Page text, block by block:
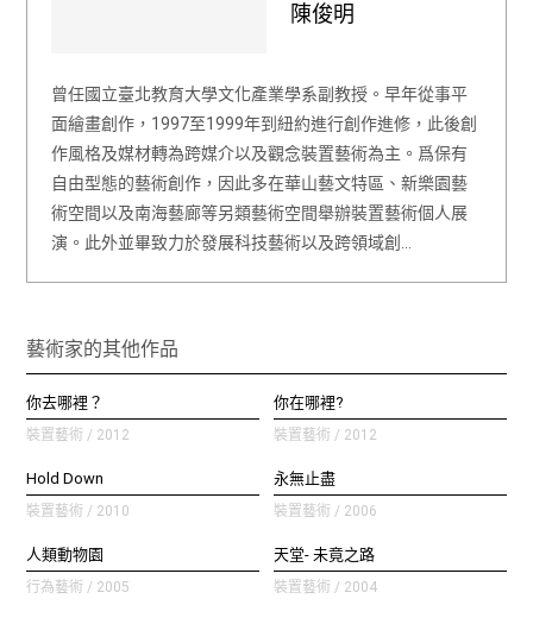
陳俊明
曾任國立臺北教育大學文化產業學系副教授。早年從事平
面繪畫創作，1997至1999年到紐約進行創作進修，此後創
作風格及媒材轉為跨媒介以及觀念裝置藝術為主。爲保有
自由型態的藝術創作，因此多在華山藝文特區、新樂園藝
術空間以及南海藝廊等另類藝術空間舉辦裝置藝術個人展
演。此外並畢致力於發展科技藝術以及跨領域創…
藝術家的其他作品
你去哪裡？
裝置藝術 / 2012
你在哪裡?
裝置藝術 / 2012
Hold Down
裝置藝術 / 2010
永無止盡
裝置藝術 / 2006
人類動物園
行為藝術 / 2005
天堂- 未竟之路
裝置藝術 / 2004